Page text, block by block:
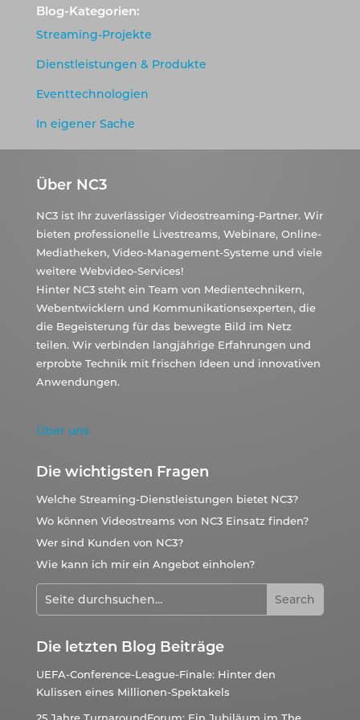
Blog-Kategorien:
Streaming-Projekte
Dienstleistungen & Produkte
Eventtechnologien
In eigener Sache
Über NC3
NC3 ist Ihr zuverlässiger Videostreaming-Partner. Wir
bieten professionelle Livestreams, Webinare, Online-
Mediatheken, Video-Management-Systeme und viele
weitere Webvideo-Services!
Hinter NC3 steht ein Team von Medientechnikern,
Webentwicklern und Kommunikationsexperten, die
die Begeisterung für das bewegte Bild im Netz
teilen. Wir verbinden langjährige Erfahrungen und
erprobte Technik mit frischen Ideen und innovativen
Anwendungen.
Über uns
Die wichtigsten Fragen
Welche Streaming-Dienstleistungen bietet NC3?
Wo können Videostreams von NC3 Einsatz finden?
Wer sind Kunden von NC3?
Wie kann ich mir ein Angebot einholen?
Die letzten Blog Beiträge
UEFA-Conference-League-Finale: Hinter den
Kulissen eines Millionen-Spektakels